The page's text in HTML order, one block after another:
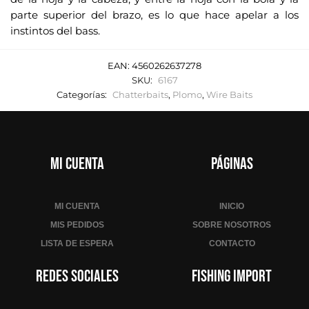
parte superior del brazo, es lo que hace apelar a los
instintos del bass.
EAN: 4560262637278
SKU: 6167
Categorías: Chatterbaits, Plomo, Wire Baits
Mi cuenta
MI CUENTA
MIS PEDIDOS
LISTA DE ESPERA
Páginas
INICIO
SOBRE NOSOTROS
CONTACTO
Redes sociales Fishing Import